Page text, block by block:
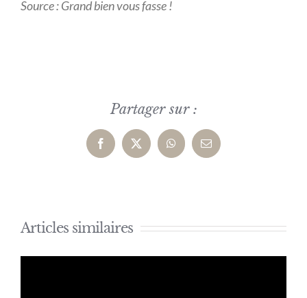
Source : Grand bien vous fasse !
Partager sur :
Facebook
X WhatsAppEmail
Articles similaires